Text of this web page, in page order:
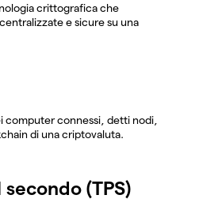
crittografica che
e sicure su una
computer connessi, detti nodi,
di una criptovaluta.
(TPS)